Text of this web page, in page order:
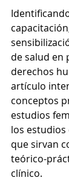
de salud en
derechos
artículo
conceptos
estudios
los
que sirvan
teórico-
clínico.